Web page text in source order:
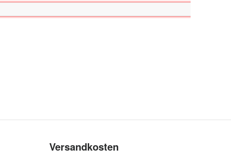
Versandkosten